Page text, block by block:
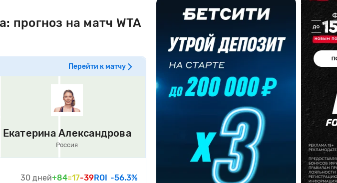
прогноз на матч WTA
Перейти к матчу
Екатерина Александрова
Россия
30 дней+84=17-39ROI -56.3%